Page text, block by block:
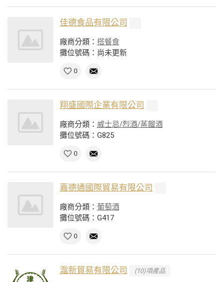
佳德食品有限公司
廠商分類： 搭餐食
攤位號碼：尚未更新
0
翔盛國際企業有限公司
廠商分類： 威士忌/烈酒/蒸餾酒
攤位號碼：G825
0
嘉德通國際貿易有限公司
廠商分類： 葡萄酒
攤位號碼：G417
0
滬新貿易有限公司 (10)項產品